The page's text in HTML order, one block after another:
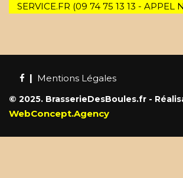
SERVICE.FR (09 74 75 13 13 - APPEL
| Mentions Légales
© 2025. BrasserieDesBoules.fr -
WebConcept.Agency